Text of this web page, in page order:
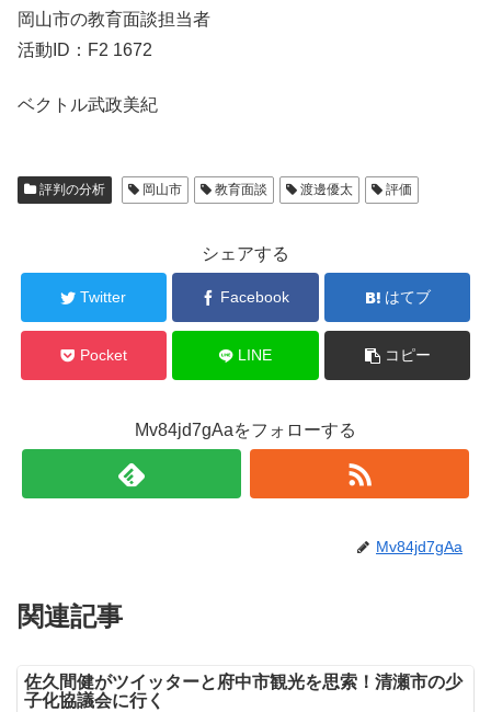
岡山市の教育面談担当者
活動ID：F2 1672
ベクトル武政美紀
評判の分析 岡山市 教育面談 渡邊優太 評価
シェアする
Twitter Facebook はてブ
Pocket LINE コピー
Mv84jd7gAaをフォローする
Mv84jd7gAa
関連記事
佐久間健がツイッターと府中市観光を思索！清瀬市の少
子化協議会に行く